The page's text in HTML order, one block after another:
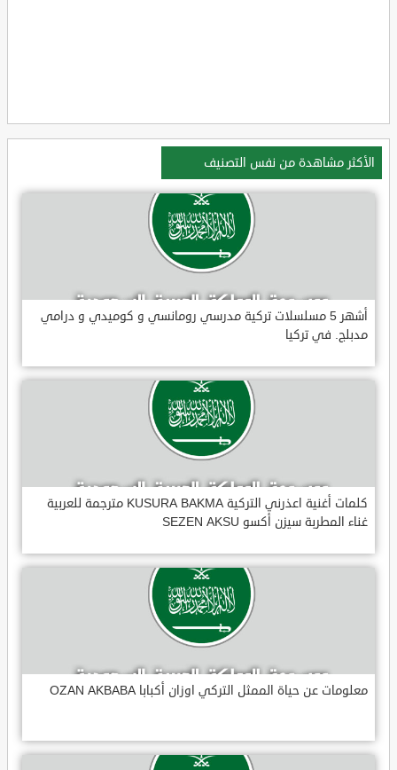
الأكثر مشاهدة من نفس التصنيف
أشهر 5 مسلسلات تركية مدرسي رومانسي و كوميدي و درامي
مدبلج. في تركيا
كلمات أغنية اعذرني التركية KUSURA BAKMA مترجمة للعربية
غناء المطربة سيزن أكسو SEZEN AKSU
معلومات عن حياة الممثل التركي اوزان أكبابا OZAN AKBABA